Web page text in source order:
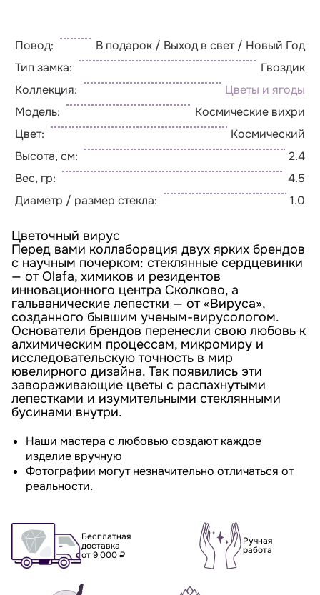
Повод:
В подарок / Выход в свет / Новый Год
Тип замка:
Гвоздик
Коллекция:
Цветы и ягоды
Модель:
Космические вихри
Цвет:
Космический
Высота, см:
2.4
Вес, гр:
4.5
Диаметр / размер стекла:
1.0
Цветочный вирус
Перед вами коллаборация двух ярких брендов
с научным почерком: стеклянные сердцевинки
— от Olafa, химиков и резидентов
инновационного центра Сколково, а
гальванические лепестки — от «Вируса»,
созданного бывшим ученым-вирусологом.
Основатели брендов перенесли свою любовь к
алхимическим процессам, микромиру и
исследовательскую точность в мир
ювелирного дизайна. Так появились эти
завораживающие цветы с распахнутыми
лепестками и изумительными стеклянными
бусинами внутри.
Наши мастера с любовью создают каждое
изделие вручную
Фотографии могут незначительно отличаться от
реальности.
Бесплатная
доставка
от 9 000 ₽
Ручная
работа